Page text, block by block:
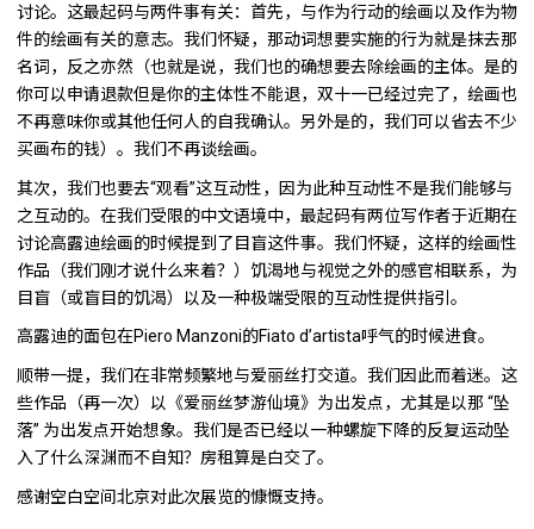
讨论。这最起码与两件事有关：首先，与作为行动的绘画以及作为物
件的绘画有关的意志。我们怀疑，那动词想要实施的行为就是抹去那
名词，反之亦然（也就是说，我们也的确想要去除绘画的主体。是的
你可以申请退款但是你的主体性不能退，双十一已经过完了，绘画也
不再意味你或其他任何人的自我确认。另外是的，我们可以省去不少
买画布的钱）。我们不再谈绘画。
其次，我们也要去“观看”这互动性，因为此种互动性不是我们能够与
之互动的。在我们受限的中文语境中，最起码有两位写作者于近期在
讨论高露迪绘画的时候提到了目盲这件事。我们怀疑，这样的绘画性
作品（我们刚才说什么来着？）饥渴地与视觉之外的感官相联系，为
目盲（或盲目的饥渴）以及一种极端受限的互动性提供指引。
高露迪的面包在Piero Manzoni的Fiato d’artista呼气的时候进食。
顺带一提，我们在非常频繁地与爱丽丝打交道。我们因此而着迷。这
些作品（再一次）以《爱丽丝梦游仙境》为出发点，尤其是以那 “坠
落” 为出发点开始想象。我们是否已经以一种螺旋下降的反复运动坠
入了什么深渊而不自知？房租算是白交了。
感谢空白空间北京对此次展览的慷慨支持。